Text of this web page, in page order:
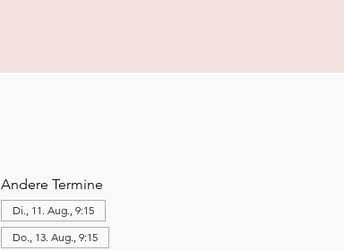
Andere Termine
Di., 11. Aug., 9:15
Do., 13. Aug., 9:15